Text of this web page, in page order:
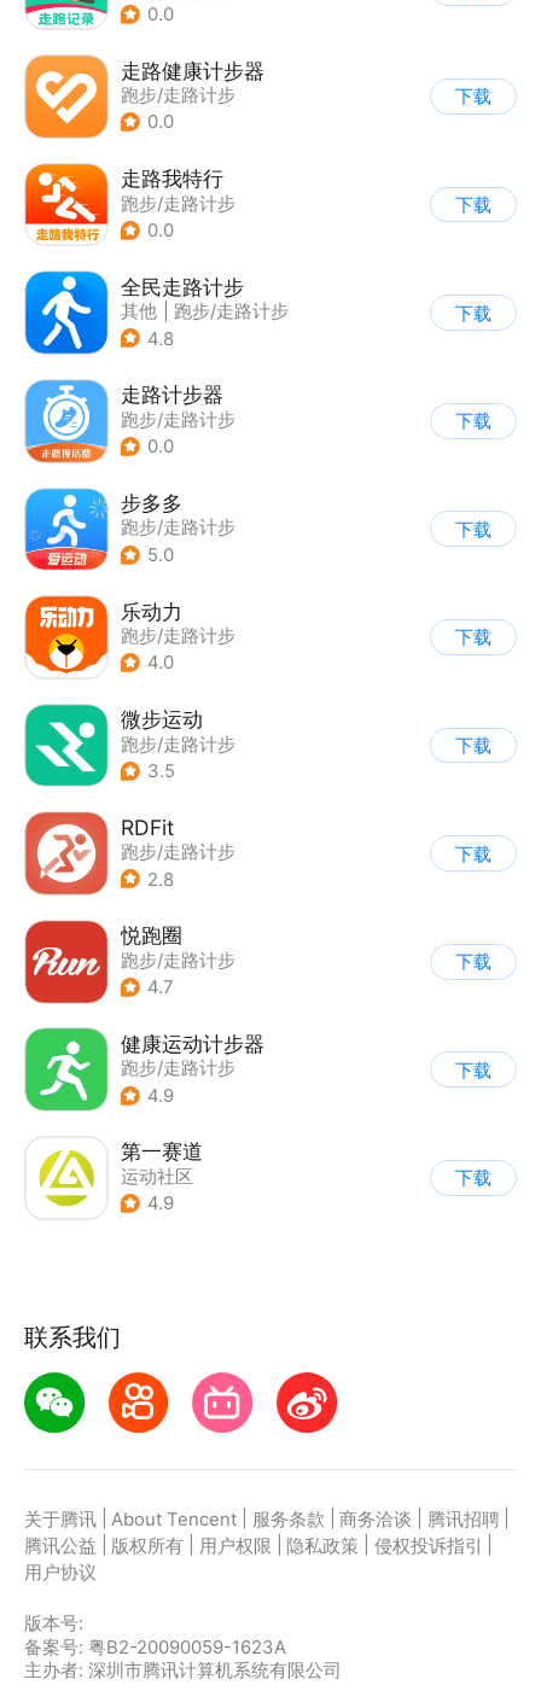
0.0
走路健康计步器
跑步/走路计步
0.0
下载
走路我特行
跑步/走路计步
0.0
下载
全民走路计步
其他
跑步/走路计步
4.8
下载
走路计步器
跑步/走路计步
0.0
下载
步多多
跑步/走路计步
5.0
下载
乐动力
跑步/走路计步
4.0
下载
微步运动
跑步/走路计步
3.5
下载
RDFit
跑步/走路计步
| 智能穿戴设备
2.8
下载
悦跑圈
跑步/走路计步
4.7
下载
健康运动计步器
跑步/走路计步
4.9
下载
第一赛道
运动社区
| 跑步/走路计步
4.9
下载
联系我们
关于腾讯 About Tencent 服务条款 商务洽谈 腾讯招聘
腾讯公益
版权所有 用户权限 隐私政策 侵权投诉指引
用户协议
版本号:
备案号: 粤B2-20090059-1623A
主办者: 深圳市腾讯计算机系统有限公司